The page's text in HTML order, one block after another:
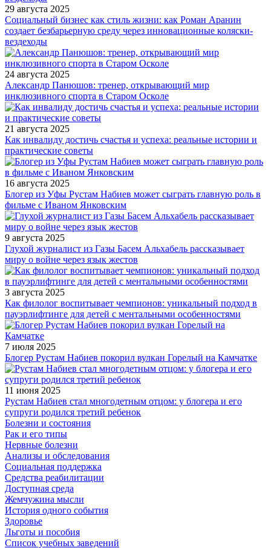
29 августа 2025
Социальный бизнес как стиль жизни: как Роман Аранин
создает безбарьерную среду через инновационные коляски-
вездеходы
24 августа 2025
Александр Панюшов: тренер, открывающий мир
инклюзивного спорта в Старом Осколе
21 августа 2025
Как инвалиду достичь счастья и успеха: реальные истории и
практические советы
16 августа 2025
Блогер из Уфы Рустам Набиев может сыграть главную роль в
фильме с Иваном Янковским
9 августа 2025
Глухой журналист из Газы Басем Альхабель рассказывает
миру о войне через язык жестов
3 августа 2025
Как филолог воспитывает чемпионов: уникальный подход в
пауэрлифтинге для детей с ментальными особенностями
7 июля 2025
Блогер Рустам Набиев покорил вулкан Горелый на Камчатке
11 июня 2025
Рустам Набиев стал многодетным отцом: у блогера и его
супруги родился третий ребенок
Болезни и состояния
Рак и его типы
Нервные болезни
Анализы и обследования
Социальная поддержка
Средства реабилитации
Доступная среда
Жемчужина мысли
История одного события
Здоровье
Льготы и пособия
Список учебных заведений